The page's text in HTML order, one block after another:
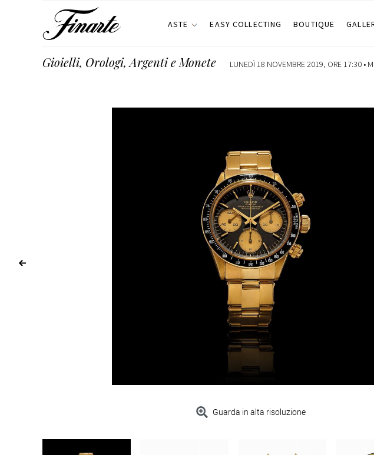
ASTE EASY COLLECTING BOUTIQUE
Gioielli, Orologi, Argenti e Monete LUNEDÌ 18 NOVEMBRE 2019, ORE 17:30 •
Guarda in alta risoluzione